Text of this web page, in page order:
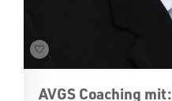
AVGS Coaching mit: